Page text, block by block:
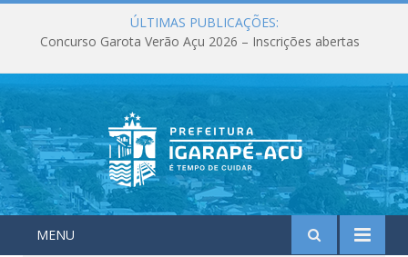
ÚLTIMAS PUBLICAÇÕES:
Concurso Garota Verão Açu 2026 – Inscrições abertas
MENU